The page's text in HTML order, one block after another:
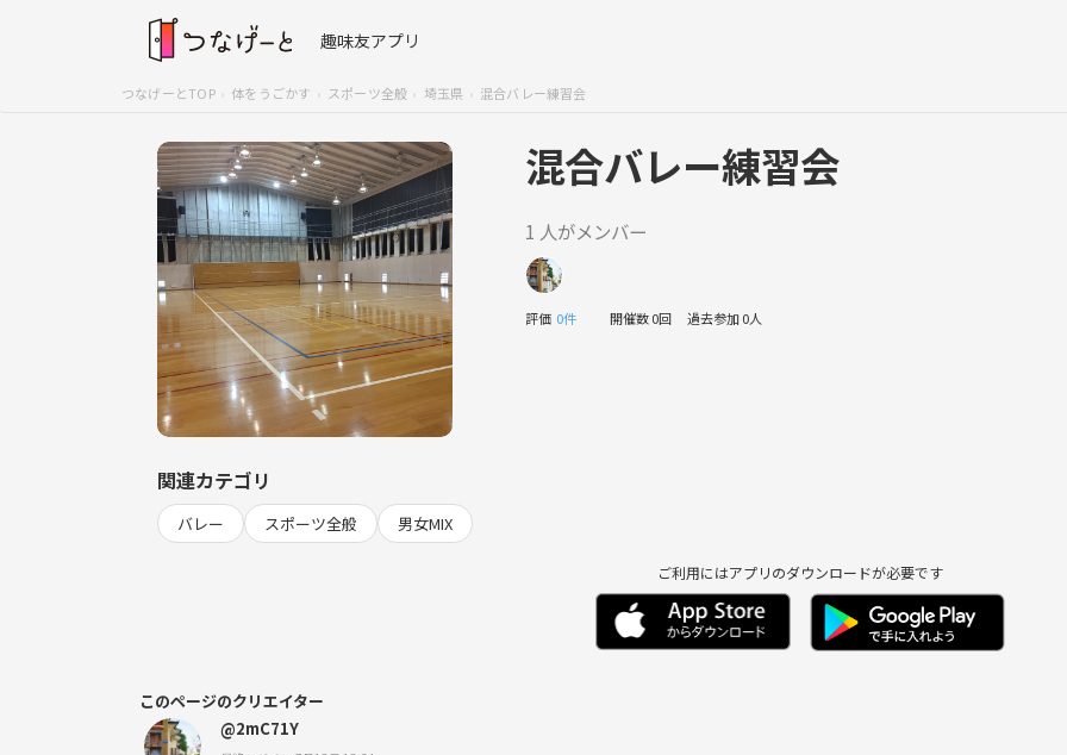
趣味友アプリ
つなげーとTOP 体をうごかす スポーツ全般 埼玉県 混合バレー練習会
混合バレー練習会
1 人がメンバー
評価 0件 開催数 0回 過去参加 0人
関連カテゴリ
バレー スポーツ全般 男女MIX
ご利用にはアプリのダウンロードが必要です
このページのクリエイター
@2mC71Y